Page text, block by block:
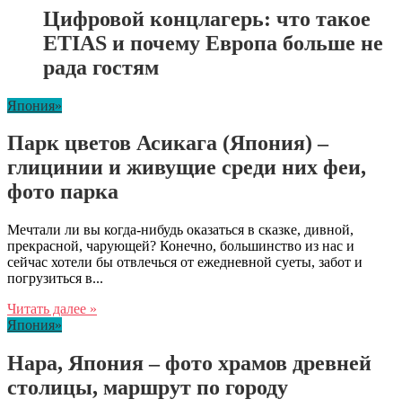
Цифровой концлагерь: что такое
ETIAS и почему Европа больше не
рада гостям
Япония»
Парк цветов Асикага (Япония) –
глицинии и живущие среди них феи,
фото парка
Мечтали ли вы когда-нибудь оказаться в сказке, дивной,
прекрасной, чарующей? Конечно, большинство из нас и
сейчас хотели бы отвлечься от ежедневной суеты, забот и
погрузиться в...
Читать далее »
Япония»
Нара, Япония – фото храмов древней
столицы, маршрут по городу